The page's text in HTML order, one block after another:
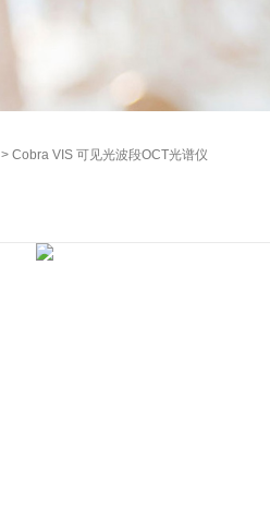
> Cobra VIS 可见光波段OCT光谱仪